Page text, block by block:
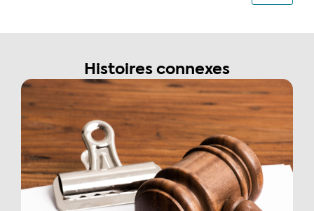
Histoires connexes